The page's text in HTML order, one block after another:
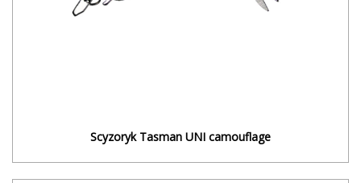
Scyzoryk Tasman UNI camouflage